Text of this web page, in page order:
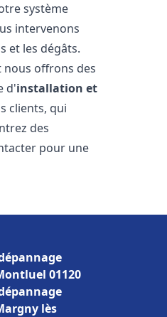
système
intervenons
et les dégâts.
offrons des
d'installation et
clients, qui
des
pour une
01120
lès